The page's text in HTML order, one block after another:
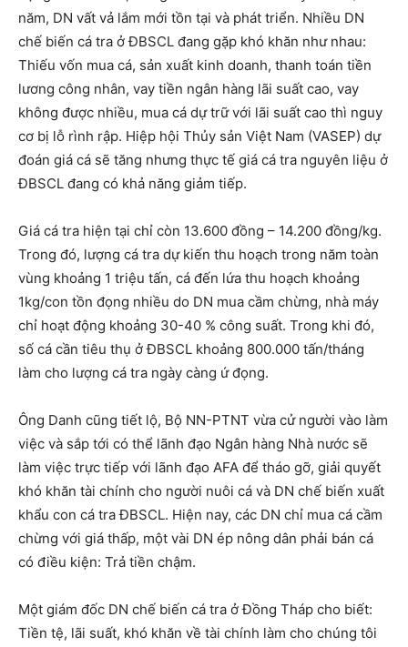
năm, DN vất vả lắm mới tồn tại và phát triển. Nhiều DN
chế biến cá tra ở ĐBSCL đang gặp khó khăn như nhau:
Thiếu vốn mua cá, sản xuất kinh doanh, thanh toán tiền
lương công nhân, vay tiền ngân hàng lãi suất cao, vay
không được nhiều, mua cá dự trữ với lãi suất cao thì nguy
cơ bị lỗ rình rập. Hiệp hội Thủy sản Việt Nam (VASEP) dự
đoán giá cá sẽ tăng nhưng thực tế giá cá tra nguyên liệu ở
ĐBSCL đang có khả năng giảm tiếp.
Giá cá tra hiện tại chỉ còn 13.600 đồng – 14.200 đồng/kg.
Trong đó, lượng cá tra dự kiến thu hoạch trong năm toàn
vùng khoảng 1 triệu tấn, cá đến lứa thu hoạch khoảng
1kg/con tồn đọng nhiều do DN mua cầm chừng, nhà máy
chỉ hoạt động khoảng 30-40 % công suất. Trong khi đó,
số cá cần tiêu thụ ở ĐBSCL khoảng 800.000 tấn/tháng
làm cho lượng cá tra ngày càng ứ đọng.
Ông Danh cũng tiết lộ, Bộ NN-PTNT vừa cử người vào làm
việc và sắp tới có thể lãnh đạo Ngân hàng Nhà nước sẽ
làm việc trực tiếp với lãnh đạo AFA để tháo gỡ, giải quyết
khó khăn tài chính cho người nuôi cá và DN chế biến xuất
khẩu con cá tra ĐBSCL. Hiện nay, các DN chỉ mua cá cầm
chừng với giá thấp, một vài DN ép nông dân phải bán cá
có điều kiện: Trả tiền chậm.
Một giám đốc DN chế biến cá tra ở Đồng Tháp cho biết:
Tiền tệ, lãi suất, khó khăn về tài chính làm cho chúng tôi